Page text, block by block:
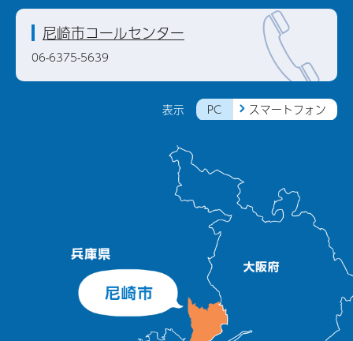
表示 PC スマートフォン
尼崎市コールセンター
06-6375-5639